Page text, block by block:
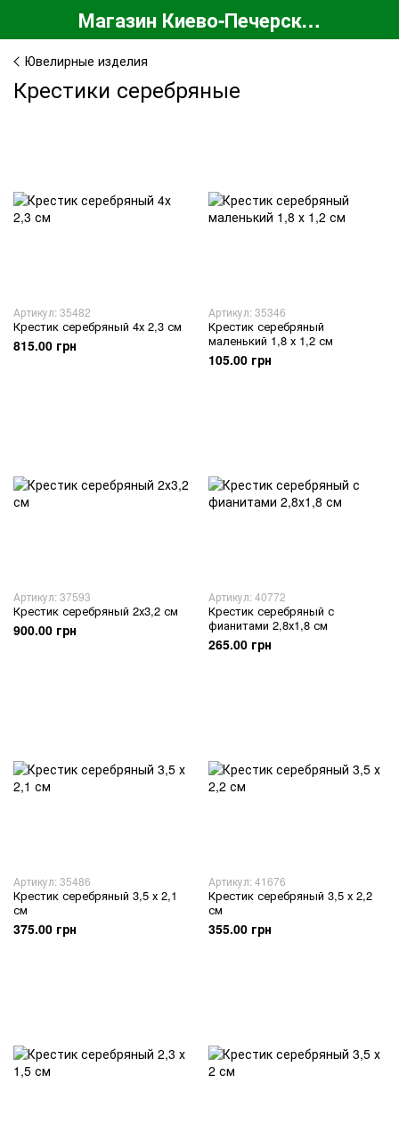
Магазин Киево-Печерской Лавры
Ювелирные изделия
Крестики серебряные
Артикул: 35482
Крестик серебряный 4х 2,3 см
815.00 грн
Артикул: 35346
Крестик серебряный
маленький 1,8 х 1,2 см
105.00 грн
Артикул: 37593
Крестик серебряный 2х3,2 см
900.00 грн
Артикул: 40772
Крестик серебряный с
фианитами 2,8х1,8 см
265.00 грн
Артикул: 35486
Крестик серебряный 3,5 х 2,1
см
375.00 грн
Артикул: 41676
Крестик серебряный 3,5 х 2,2
см
355.00 грн